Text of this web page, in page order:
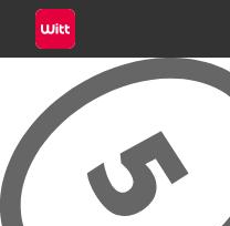
Přeskočit na hlavní obsah